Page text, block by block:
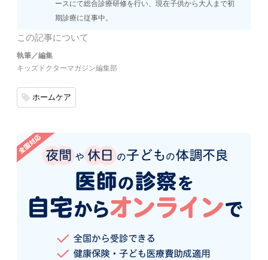
ースにて総合診療研修を行い、現在子供から大人まで初
期診療に従事中。
この記事について
執筆／編集
キッズドクターマガジン編集部
ホームケア